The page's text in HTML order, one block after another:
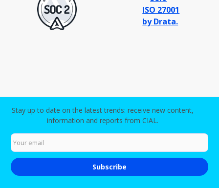
Stay up to date on the latest trends: receive new content,
information and reports from CIAL.